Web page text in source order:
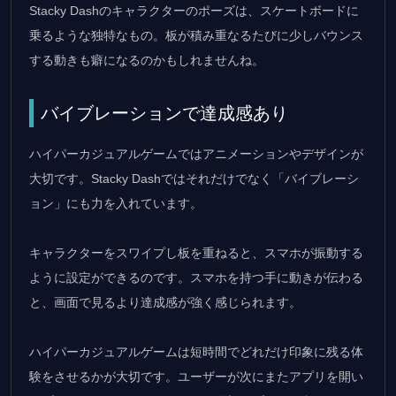
Stacky Dashのキャラクターのポーズは、スケートボードに
乗るような独特なもの。板が積み重なるたびに少しバウンス
する動きも癖になるのかもしれませんね。
バイブレーションで達成感あり
ハイパーカジュアルゲームではアニメーションやデザインが
大切です。Stacky Dashではそれだけでなく「バイブレーシ
ョン」にも力を入れています。
キャラクターをスワイプし板を重ねると、スマホが振動する
ように設定ができるのです。スマホを持つ手に動きが伝わる
と、画面で見るより達成感が強く感じられます。
ハイパーカジュアルゲームは短時間でどれだけ印象に残る体
験をさせるかが大切です。ユーザーが次にまたアプリを開い